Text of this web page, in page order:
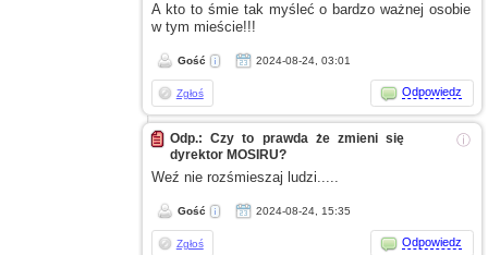
A ktoto śmie tak myślećo bardzo ważnej osobie
w tym mieście!!!
Gość 2024-08-24, 03:01
Zgłoś Odpowiedz
ⓘ
Odp.: Czy to prawda że zmieni się
dyrektor MOSIRU?
Weź nie rozśmieszaj ludzi.....
Gość 2024-08-24, 15:35
Zgłoś Odpowiedz